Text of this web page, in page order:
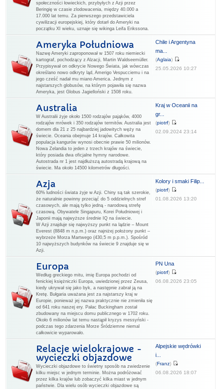
społeczności łowieckich, przybyłych z Azji przez
Beringię w czasie zlodowacenia, między 40.000 a
17.000 lat temu. Za pierwszego przedstawiciela
cywilizacji europejskiej, który dotarł do Ameryki na
początku XI wieku, uznaje się wikinga Leifa Erikssona.
Ameryka Południowa
Nazwę Ameryki zaproponował w 1507 roku niemiecki
kartograf, pochodzący z Alzacji, Martin Waldseemüller.
Przypisywał on odkrycie Nowego Świata, jak wówczas
określano nowo odkryty ląd, Amerigo Vespucciemu i na
jego cześć nadał mu miano America. Jednym z
najstarszych globusów, na którym pojawiła się nazwa
Ameryka, jest Globus Jagielloński z 1508 roku.
Chile i Argentyna
ma...
(Aglaia)
25.05.2026 10:27
Australia
W Australii żyje około 1500 rodzajów pająków, 4000
rodzajów mrówek i 350 rodzajów termitów. Australia jest
domem dla 21 z 25 najbardziej jadowitych węży na
świecie. Oceania obejmuje 14 krajów. Całkowita
populacja kangurów wynosi obecnie prawie 50 milionów.
Nowa Zelandia to jeden z trzech krajów na świecie,
który posiada dwa oficjalne hymny narodowe.
Autostrada nr 1 jest najdłuższą autostradą krajową na
świecie. Ma około 14500 kilometrów długości.
Kraj w Oceanii na
gr...
(piotrf)
02.09.2024 23:14
Azja
60% ludności świata żyje w Azji. Chiny są tak szerokie,
że naturalnie powinny przeciąć do 5 oddzielnych stref
czasowych, ale mają tylko jedną - narodową strefę
czasową. Obywatele Singapuru, Korei Południowej i
Japonii mają najwyższe średnie IQ na świecie.
W Azji znajduje się najwyższy punkt na lądzie – Mount
Everest (8848 m n.p.m.) oraz najniżej położony punkt –
wybrzeże Morza Martwego (430,5 m p.p.m.). Spośród
10 najwyższych budynków na świecie 9 znajduje się w
Azji.
Kolory i smaki Filip...
(piotrf)
01.08.2026 13:20
Europa
Według greckiego mitu, imię Europa pochodzi od
fenickiej księżniczki Europa, uwiedzionej przez Zeusa,
kiedy ukrywał się jako byk, a następnie zabrał ją na
Kretę. Bułgaria uważana jest za najstarszy kraj w
Europie, ponieważ jej nazwa praktycznie nie zmieniła się
od 641 roku naszej ery. Pałac Buckingham został
zbudowany na miejscu domu publicznego w 1702 roku.
Około 6 milionów lat temu nastąpił kryzys messyński -
podczas tego zdarzenia Morze Śródziemne niemal
całkowicie wyparowało.
PN Una
(piotrf)
06.08.2026 23:05
Relacje wielokrajowe -
wycieczki objazdowe
Wycieczki objazdowe to świetny sposób na zwiedzenie
kilku miejsc w jednym terminie. Można podróżować
przez kilka krajów lub zobaczyć kilka miast w jednym
państwie. Dla wielu osób wycieczki objazdowe są
Alpejskie wędrówki
i...
(Franz)
06.08.2026 18:07